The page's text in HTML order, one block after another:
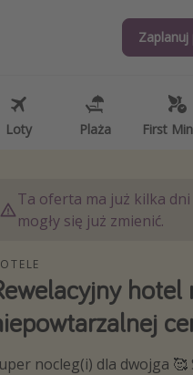
Loty Plaża First
ciekawostki, porady
aplikacje podróżnicze
Ta oferta ma już kilka
mogły się już zmienić.
nocleg(i) dla dwojga 🥰